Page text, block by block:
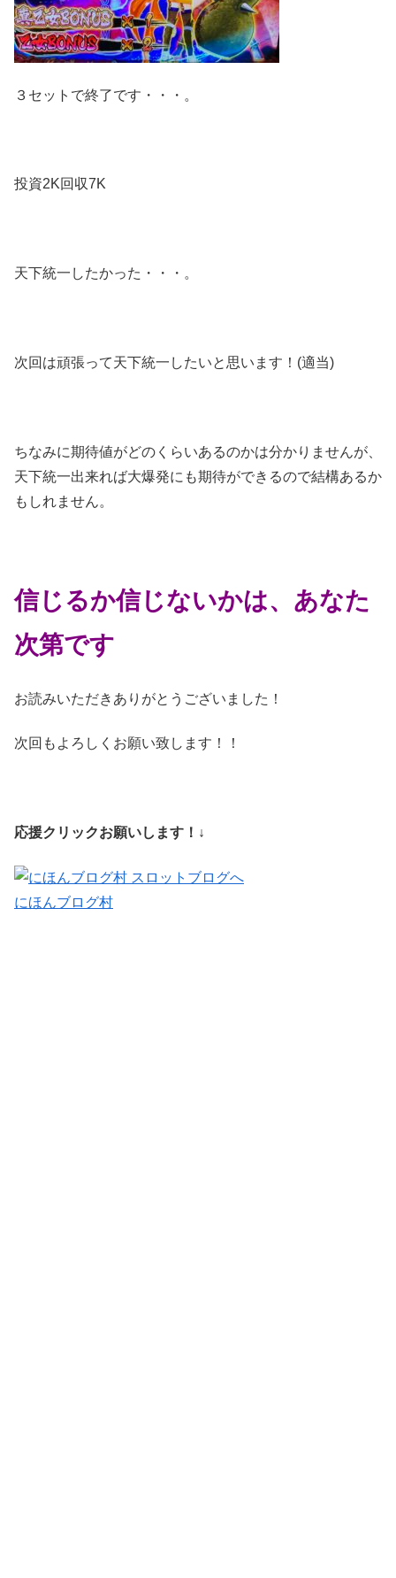
３セットで終了です・・・。
投資2K回収7K
天下統一したかった・・・。
次回は頑張って天下統一したいと思います！(適当)
ちなみに期待値がどのくらいあるのかは分かりませんが、
天下統一出来れば大爆発にも期待ができるので結構あるか
もしれません。
信じるか信じないかは、あなた
次第です
お読みいただきありがとうございました！
次回もよろしくお願い致します！！
応援クリックお願いします！↓
にほんブログ村